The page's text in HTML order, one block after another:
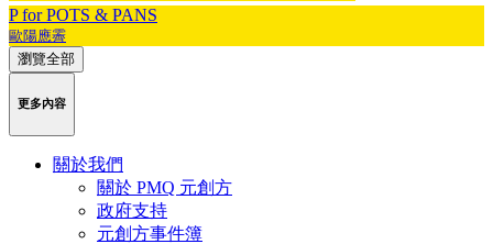
P for POTS & PANS
歐陽應霽
瀏覽全部
更多內容
關於我們
關於 PMQ 元創方
政府支持
元創方事件簿